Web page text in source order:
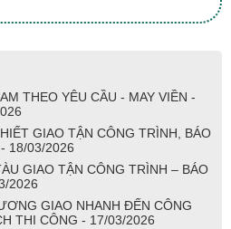
THEO YÊU CẦU - MAY VIỀN -
GIAO TẬN CÔNG TRÌNH, BÁO
18/03/2026
GIAO TẬN CÔNG TRÌNH – BÁO
2026
GIAO NHANH ĐẾN CÔNG
THI CÔNG - 17/03/2026